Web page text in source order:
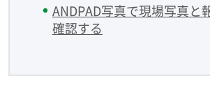
ANDPAD写真で現場写真と
確認する